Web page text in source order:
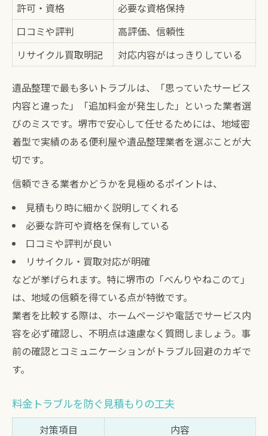
許可・資格
必要な資格保持
口コミや評判
高評価、信頼性
リサイクル買取明記
対応内容がはっきりしている
遺品整理で最も多いトラブルは、「思っていたサービス
内容と違った」「追加料金が発生した」といった業者選
びのミスです。堺市で安心して任せるためには、地域密
着型で実績のある便利屋や遺品整理業者を選ぶことが大
切です。
信頼できる業者かどうかを見極めるポイントは、
見積もり時に細かく説明してくれる
必要な許可や資格を保有している
口コミや評判が良い
リサイクル・買取対応が明確
などが挙げられます。特に堺市の「べんりやねこのて」
は、地域の信頼を得ている点が特徴です。
業者を比較する際は、ホームページや電話でサービス内
容を必ず確認し、不明点は遠慮なく質問しましょう。事
前の確認とコミュニケーションがトラブル回避のカギで
す。
料金トラブルを防ぐ見積もりの工夫
対策項目 内容